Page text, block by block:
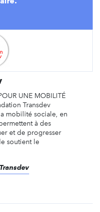
UNE MOBILITÉ
Transdev
mobilité sociale, en
à des
et de progresser
soutient le